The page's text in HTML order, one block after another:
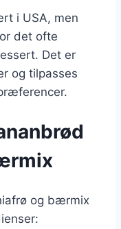
i USA, men
det ofte
Det er
og tilpasses
og bærmix